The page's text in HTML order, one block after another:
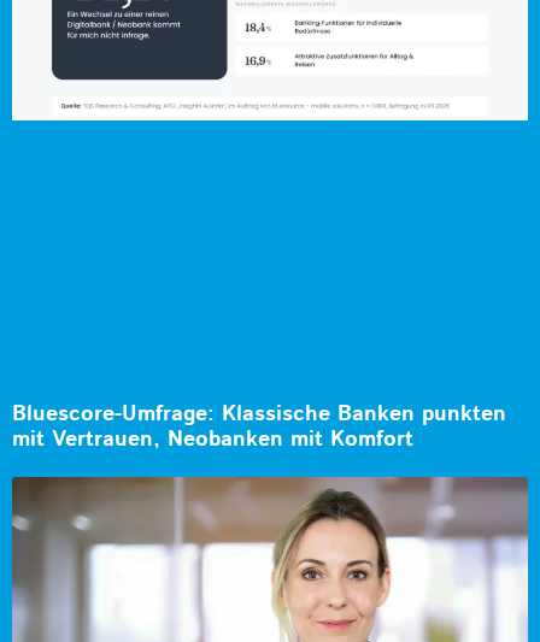
Bluescore-Umfrage: Klassische Banken punkten
mit Vertrauen, Neobanken mit Komfort